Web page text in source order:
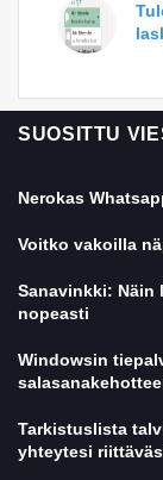
SUOSITTU
Nerokas
Voitko vakoilla
Sanavinkki:
nopeasti
Windowsin
Tarkistuslista
yhteytesi